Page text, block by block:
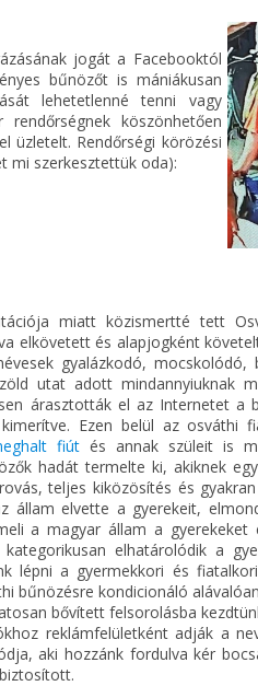
jogát a Facebooktól
bűnözőt is mániákusan
lehetetlenné tenni vagy
köszönhetően
üzletelt. Rendőrségi körözési
mi szerkesztettük oda):
miatt közismertté tett
elkövetett és alapjogként
gyalázkodó, mocskolódó,
utat adott mindannyiuknak
árasztották el az Internetet a
Ezen belül az osváthi
fiút és annak szüleit is
hadát termelte ki, akiknek
teljes kiközösítés és
állam elvette a gyerekeit,
a magyar állam a
elhatárolódik a
lépni a gyermekkori és
bűnözésre kondicionáló
bővített felsorolásba
reklámfelületként adják a
aki hozzánk fordulva kér